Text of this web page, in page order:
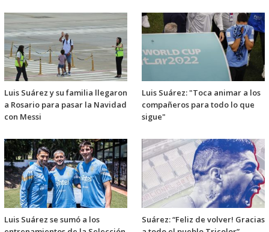
Luis Suárez y su familia llegaron
a Rosario para pasar la Navidad
con Messi
Luis Suárez: "Toca animar a los
compañeros para todo lo que
sigue"
Luis Suárez se sumó a los
Suárez: “Feliz de volver! Gracias